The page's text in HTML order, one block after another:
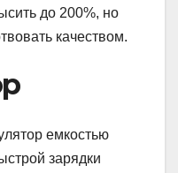
до 200%, но
качеством.
емкостью
зарядки